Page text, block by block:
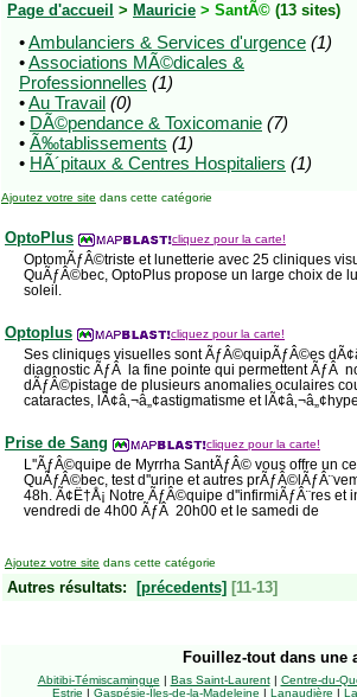
Page d'accueil > Mauricie > SantÃ© (13 sites)
•Ambulanciers & Services d'urgence (1)
•Associations MÃ©dicales &
Professionnelles (1)
•Au Travail (0)
• DÃ©pendance & Toxicomanie (7)
• Ã‰tablissements (1)
• HÃ´pitaux & Centres Hospitaliers (1)
Ajoutez votre site dans cette catégorie
OptoPlus cliquez pour la carte!
OptomÃƒÂ©triste et lunetterie avec 25 cliniques
QuÃƒÂ©bec, OptoPlus propose un large choix de
soleil.
Optoplus cliquez pour la carte!
Ses cliniques visuelles sont ÃƒÂ©quipÃƒÂ©es
diagnostic ÃƒÂ la fine pointe qui permettent ÃƒÂ
dÃƒÂ©pistage de plusieurs anomalies oculaires
cataractes, lÃ¢â‚¬â„¢astigmatisme et
Prise de Sang cliquez pour la carte!
L''ÃƒÂ©quipe de Myrrha SantÃƒÂ© vous offre un
QuÃƒÂ©bec, test d''urine et autres
48h. Ã¢Ë†Å¡ Notre ÃƒÂ©quipe d''infirmiÃƒÂ¨res et
vendredi de 4h00 ÃƒÂ 20h00 et le samedi de
Ajoutez votre site dans cette catégorie
Autres résultats: [précedents] [11-13]
Fouillez-tout dans une
Abitibi-Témiscamingue | Bas Saint-Laurent| Centre-du-
Estrie | Gaspésie-Îles-de-la-Madeleine | Lanaudière |